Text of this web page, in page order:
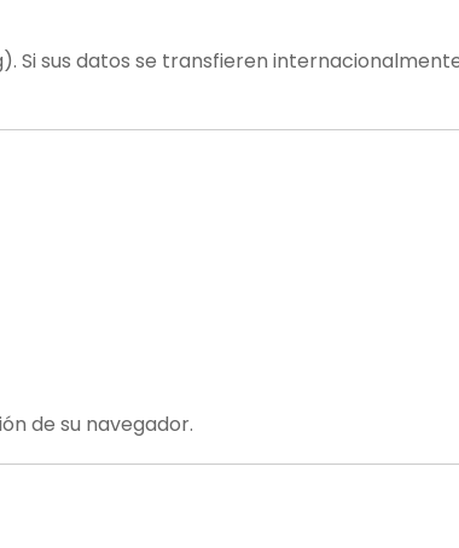
Si sus datos se transfieren
de su navegador.